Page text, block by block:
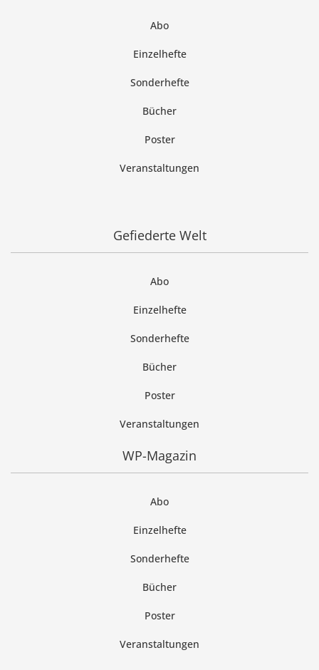
Abo
Einzelhefte
Sonderhefte
Bücher
Poster
Veranstaltungen
Gefiederte Welt
Abo
Einzelhefte
Sonderhefte
Bücher
Poster
Veranstaltungen
WP-Magazin
Abo
Einzelhefte
Sonderhefte
Bücher
Poster
Veranstaltungen